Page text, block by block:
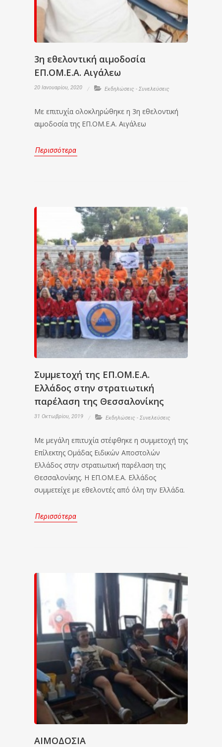
3η εθελοντική αιμοδοσία
ΕΠ.ΟΜ.Ε.Α. Αιγάλεω
20 Ιανουαρίου, 2020 Εκδηλώσεις - Συνελεύσεις
Με επιτυχία ολοκληρώθηκε η 3η εθελοντική
αιμοδοσία της ΕΠ.ΟΜ.Ε.Α. Αιγάλεω
Περισσότερα
Συμμετοχή της ΕΠ.ΟΜ.Ε.Α.
Ελλάδος στην στρατιωτική
παρέλαση της Θεσσαλονίκης
31 Οκτωβρίου, 2019 Εκδηλώσεις - Συνελεύσεις
Με μεγάλη επιτυχία στέφθηκε η συμμετοχή της
Επίλεκτης Ομάδας Ειδικών Αποστολών
Ελλάδος στην στρατιωτική παρέλαση της
Θεσσαλονίκης. Η ΕΠ.ΟΜ.Ε.Α. Ελλάδος
συμμετείχε με εθελοντές από όλη την Ελλάδα.
Περισσότερα
ΑΙΜΟΔΟΣΙΑ